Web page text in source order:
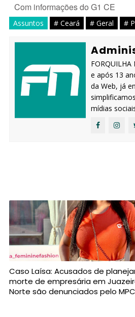
Com informações do G1 CE
Assuntos # Ceará # Geral #
e após 13
da Web, já
mídias
Caso Laísa: Acusados de
morte de empresária em
Norte são denunciados pelo